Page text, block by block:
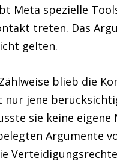
Meta spezielle
treten. Das
gelten.
blieb die
nur jene
sie keine
Argumente